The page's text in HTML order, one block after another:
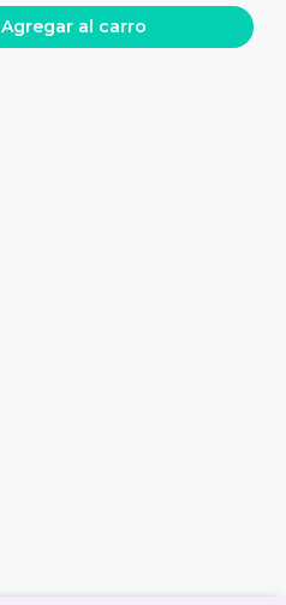
Agregar al carro